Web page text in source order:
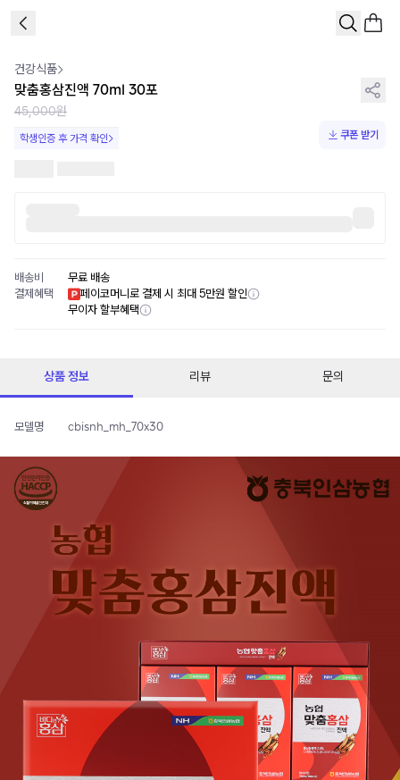
건강식품
맞춤홍삼진액 70ml 30포
45,000원
학생인증 후 가격 확인 쿠폰 받기
배송비
무료 배송
결제혜택
페이코머니로 결제 시 최대 5만원 할인
무이자 할부혜택
상품 정보 리뷰 문의
모델명 cbisnh_mh_70x30